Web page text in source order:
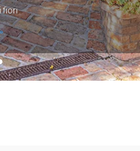
fiori